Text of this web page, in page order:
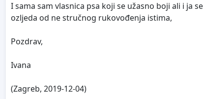
I sama sam vlasnica psa koji se užasno boji ali i ja
ozljeda od ne stručnog rukovođenja istima,
Pozdrav,
Ivana
(Zagreb, 2019-12-04)